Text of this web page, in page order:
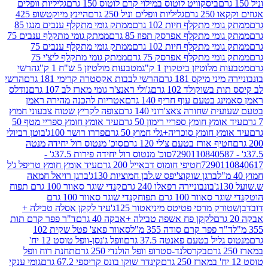
ביסקוויט לוטוס במילוי קרם לוטוס 150 גרם
גליליות וופלים
גרם
גליליות וופלים וניל 250 גרם
היינץ מיוקטשופ 425
מתקלף חיות 102 גרם
ממתק גומי מתקלף ענבים מנגו 85
מתקלף אפרסק תפוז 85 גרם
ממתק גומי מתקלף ענבים 75
מתקלף חיות 102 גרם
ממתק גומי מתקלף ענבים 75
מתקלף אפרסק 75 גרם
ממתק גומי מתקלף ליצ'י 75
ביטקוין 1 ק"ג
מטבעות מולטיזן 5 ש"ח 1 ק"ג
הרשי
מיקס 181 גרם
הרשי לבבות אקסטרה קרימי 181 גרם
הרשי
102 גרם
ג'ולי ראנצ'ר גומי מארז לב 107 גרם
נודלס
עוף חריף 140 גרם
אטריות להכנה מהירה ראמן
שחורה צאצ'רוני 140 גרם
צופה לקריץ שטוח צבעוני חמוץ
חומץ ספריי רימון 50 גרם
עיד אומץ חומץ ספריי מטף 50
חומץ סוכריה+גלי חמוץ 50 גרם
פררו רושר 100ג'
בוטן רביולי
אורז בטעם צ'לי 120 גרם
סוכ' מנטוס רול יחידה מנטה
סוכ' מנטוס רול יחידה פירות 37.5ג' -
חטיפי חומוס דבאייל 200 גרם
עיד אומץ חומץ טריפל ג'ל
ברגן שוקוצ'יפס ש.לבן חמוציות 130ג'
ברגן רויאל חמאה
בונבוניירה רפאלו 240 גרם
קנדי שוגר סאוור 100 גרם תפוח
100 גרם תפוח
קנדי שוגר סאוור 100 גרם
מרסי פטיטס מיניאטור 125ג'
עיד לקקן אסלה טבילה +
לקקן פח אשפה טבילה +אבקה 40 גרם
ד"ר פפר קרם תות
פפר קרם סודה 355 מ"ל
סאוור פאצ' פטל שקית 102
בטעם פאנטה 37.5 גרם
וופל ג'נסן-וופל טוסט 12 יח'
בקרסלנד-סטרופ וופל הולנדי 250 גרם
תחנת רוח וופל
קינדר שוקו בונס קריספי 67.2 גרם
גומי ענקי